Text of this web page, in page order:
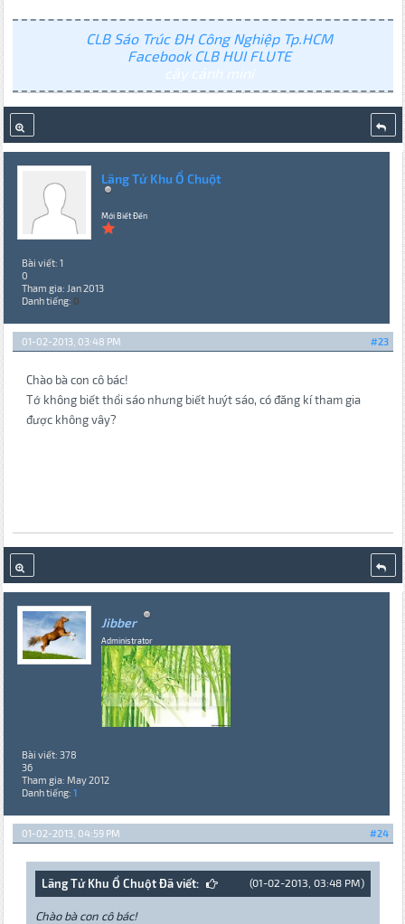
CLB Sáo Trúc ĐH Công Nghiệp Tp.HCM
Facebook CLB HUI FLUTE
cây cảnh mini
Lãng Tử Khu Ổ Chuột
Mới Biết Đến
Bài viết: 1
0
Tham gia: Jan 2013
Danh tiếng: 0
#23
01-02-2013, 03:48 PM
Chào bà con cô bác!
Tớ không biết thổi sáo nhưng biết huýt sáo, có đăng kí tham gia
được không vây?
Jibber
Administrator
Bài viết: 378
36
Tham gia: May 2012
Danh tiếng: 1
#24
01-02-2013, 04:59 PM
(01-02-2013, 03:48 PM)
Lãng Tử Khu Ổ Chuột Đã viết:
Chào bà con cô bác!